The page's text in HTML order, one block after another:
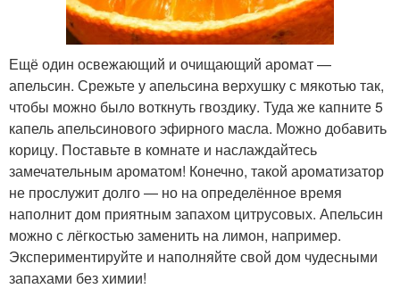
Ещё один освежающий и очищающий аромат —
апельсин. Срежьте у апельсина верхушку с мякотью так,
чтобы можно было воткнуть гвоздику. Туда же капните 5
капель апельсинового эфирного масла. Можно добавить
корицу. Поставьте в комнате и наслаждайтесь
замечательным ароматом! Конечно, такой ароматизатор
не прослужит долго — но на определённое время
наполнит дом приятным запахом цитрусовых. Апельсин
можно с лёгкостью заменить на лимон, например.
Экспериментируйте и наполняйте свой дом чудесными
запахами без химии!